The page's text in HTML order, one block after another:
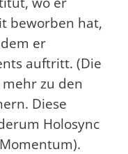
beworben hat,
er
auftritt. (Die
zu den
Diese
Holosync